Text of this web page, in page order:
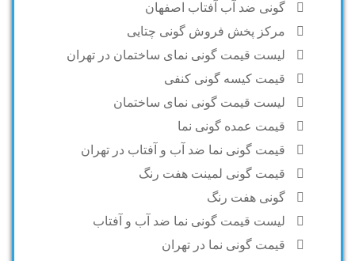
گونی ضد آب آفتاب اصفهان
مرکز پخش فروش گونی چتایی
لیست قیمت گونی نمای ساختمان در تهران
قیمت کیسه گونی کنفی
لیست قیمت گونی نمای ساختمان
قیمت عمده گونی نما
قیمت گونی نما ضد آب و آفتاب در تهران
قیمت گونی لمینت هفت رنگ
گونی هفت رنگ
لیست قیمت گونی نما ضد آب و آفتاب
قیمت گونی نما در تهران